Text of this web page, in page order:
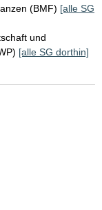
(BMF) [alle SG
und
[alle SG dorthin]